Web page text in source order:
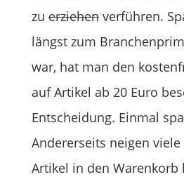
zuerziehenverführen.
längst zum
war, hat man den
auf Artikel ab 20 Euro
Entscheidung. Einmal
Andererseits neigen
Artikel in den Warenkorb